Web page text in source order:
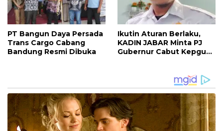
PT Bangun Daya Persada
Trans Cargo Cabang
Bandung Resmi Dibuka
Ikutin Aturan Berlaku,
KADIN JABAR Minta PJ
Gubernur Cabut Kepgub